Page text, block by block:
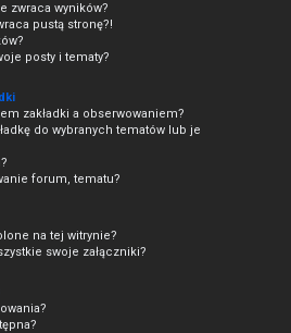
zwraca wyników?
pustą stronę?!
posty i tematy?
zakładki a obserwowaniem?
do wybranych tematów lub je
forum, tematu?
na tej witrynie?
swoje załączniki?